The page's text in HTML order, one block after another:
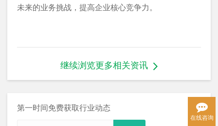
未来的业务挑战，提高企业核心竞争力。
继续浏览更多相关资讯
第一时间免费获取行业动态
在线咨询